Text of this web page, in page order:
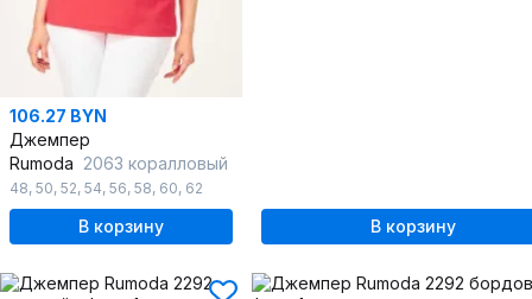
106.27 BYN
Джемпер
Rumoda 2063 коралловый
48, 50, 52, 54, 56, 58, 60, 62
В корзину В корзину